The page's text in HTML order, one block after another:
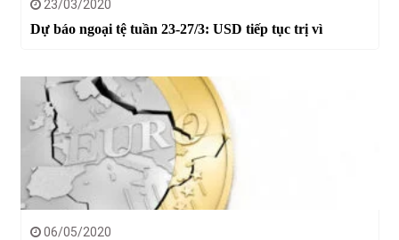
23/03/2020
Dự báo ngoại tệ tuần 23-27/3: USD tiếp tục trị vì
06/05/2020